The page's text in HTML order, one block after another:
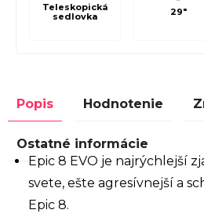
Teleskopická
sedlovka
29"
Popis Hodnotenie
Ostatné informácie
Epic 8 EVO je najrýchlejší
svete, ešte agresívnejší a
Epic 8.